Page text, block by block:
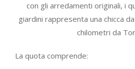
con gli arredamenti originali, i
giardini rappresenta una chicca
chilometri da
La quota comprende: